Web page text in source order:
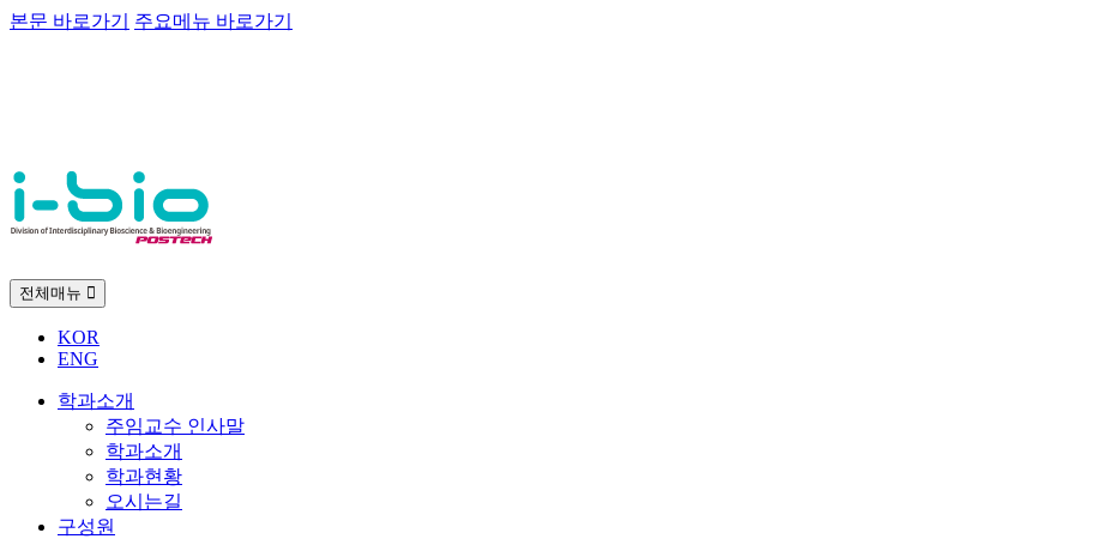
본문 바로가기 주요메뉴 바로가기
전체매뉴
KOR
ENG
학과소개
주임교수 인사말
학과소개
학과현황
오시는길
구성원